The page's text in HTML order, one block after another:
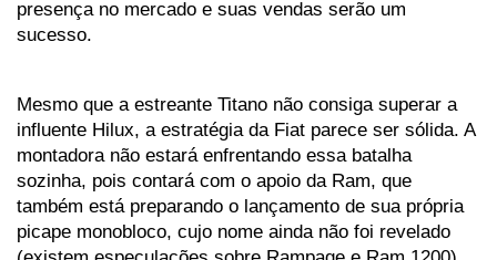
presença no mercado e suas vendas serão um
sucesso.
Mesmo que a estreante Titano não consiga superar a
influente Hilux, a estratégia da Fiat parece ser sólida. A
montadora não estará enfrentando essa batalha
sozinha, pois contará com o apoio da Ram, que
também está preparando o lançamento de sua própria
picape monobloco, cujo nome ainda não foi revelado